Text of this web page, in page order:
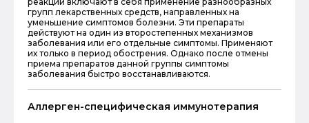
групп лекарственных средств, направленных на
уменьшение симптомов болезни. Эти препараты
действуют на один из второстепенных механизмов
заболевания или его отдельные симптомы. Применяют
их только в период обострения. Однако после отмены
приема препаратов данной группы симптомы
заболевания быстро восстанавливаются.
Аллерген-специфическая иммунотерапия